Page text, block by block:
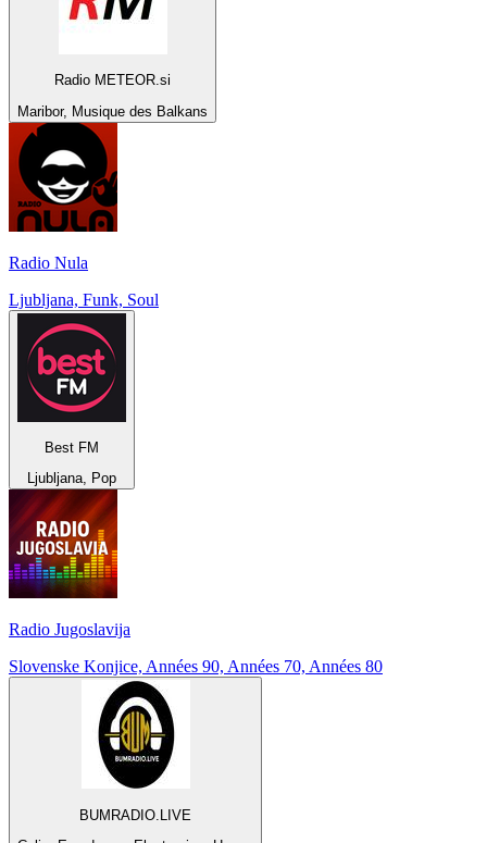
Radio METEOR.si
Maribor, Musique des Balkans
Radio Nula
Ljubljana, Funk, Soul
Best FM
Ljubljana, Pop
Radio Jugoslavija
Slovenske Konjice, Années 90, Années 70, Années 80
BUMRADIO.LIVE